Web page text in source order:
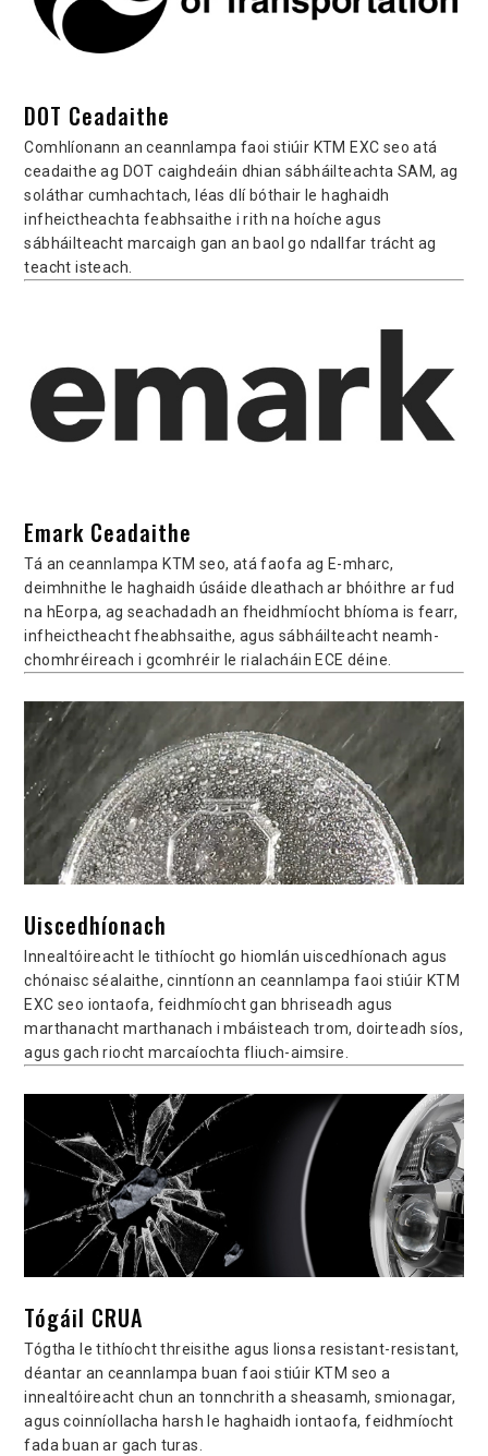
DOT Ceadaithe
Comhlíonann an ceannlampa faoi stiúir KTM EXC seo atá
ceadaithe ag DOT caighdeáin dhian sábháilteachta SAM, ag
soláthar cumhachtach, léas dlí bóthair le haghaidh
infheictheachta feabhsaithe i rith na hoíche agus
sábháilteacht marcaigh gan an baol go ndallfar trácht ag
teacht isteach.
Emark Ceadaithe
Tá an ceannlampa KTM seo, atá faofa ag E-mharc,
deimhnithe le haghaidh úsáide dleathach ar bhóithre ar fud
na hEorpa, ag seachadadh an fheidhmíocht bhíoma is fearr,
infheictheacht fheabhsaithe, agus sábháilteacht neamh-
chomhréireach i gcomhréir le rialacháin ECE déine.
Uiscedhíonach
Innealtóireacht le tithíocht go hiomlán uiscedhíonach agus
chónaisc séalaithe, cinntíonn an ceannlampa faoi stiúir KTM
EXC seo iontaofa, feidhmíocht gan bhriseadh agus
marthanacht marthanach i mbáisteach trom, doirteadh síos,
agus gach riocht marcaíochta fliuch-aimsire.
Tógáil CRUA
Tógtha le tithíocht threisithe agus lionsa resistant-resistant,
déantar an ceannlampa buan faoi stiúir KTM seo a
innealtóireacht chun an tonnchrith a sheasamh, smionagar,
agus coinníollacha harsh le haghaidh iontaofa, feidhmíocht
fada buan ar gach turas.